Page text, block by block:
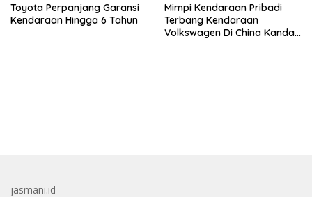
Toyota Perpanjang Garansi
Kendaraan Hingga 6 Tahun
Mimpi Kendaraan Pribadi
Terbang Kendaraan
Volkswagen Di China Kandas
jasmani.id